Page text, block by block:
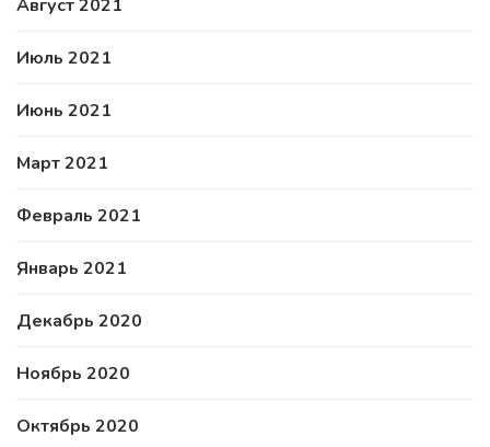
Август 2021
Июль 2021
Июнь 2021
Март 2021
Февраль 2021
Январь 2021
Декабрь 2020
Ноябрь 2020
Октябрь 2020